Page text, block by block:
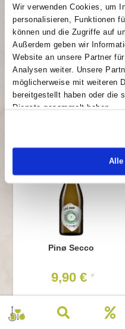
Wir verwenden Cookies, um
personalisieren, Funktionen
können und die Zugriffe auf
Außerdem geben wir
Website an unsere Partner
Analysen weiter. Unsere
möglicherweise mit weiteren
bereitgestellt haben oder die
Dienste gesammelt haben.
Alle
Holunder Secco
9,29 €
Inhalt: 0.75 l
Grundpreis: 12,39 €/l
Pinø Secco
9,90 €*
Inhalt: 0.75 l
Grundpreis: 13,20 €/l